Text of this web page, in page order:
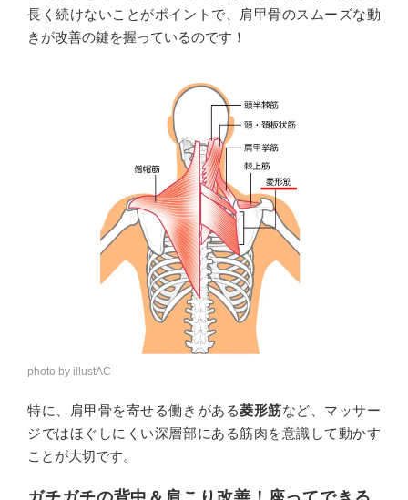
長く続けないことがポイントで、肩甲骨のスムーズな動
きが改善の鍵を握っているのです！
photo by illustAC
特に、肩甲骨を寄せる働きがある菱形筋など、マッサー
ジではほぐしにくい深層部にある筋肉を意識して動かす
ことが大切です。